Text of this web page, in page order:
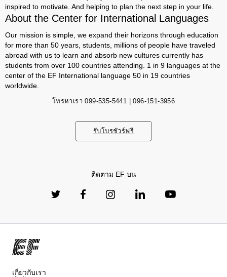
inspired to motivate. And helping to plan the next step in your life.
About the Center for International Languages
Our mission is simple, we expand their horizons through education
for more than 50 years, students, millions of people have traveled
abroad with us to learn and absorb new cultures currently has
students from over 100 countries attending. 1 in 9 languages ​​at the
center of the EF International language 50 in 19 countries
worldwide.
โทรหาเรา 099-535-5441 | 096-151-3956
รับโบรชัวร์ฟรี
ติดตาม EF บน
เกี่ยวกับเรา